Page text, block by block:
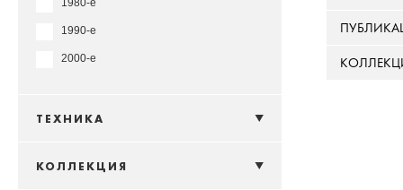
1980-е
1990-е
2000-е
ТЕХНИКА
КОЛЛЕКЦИЯ